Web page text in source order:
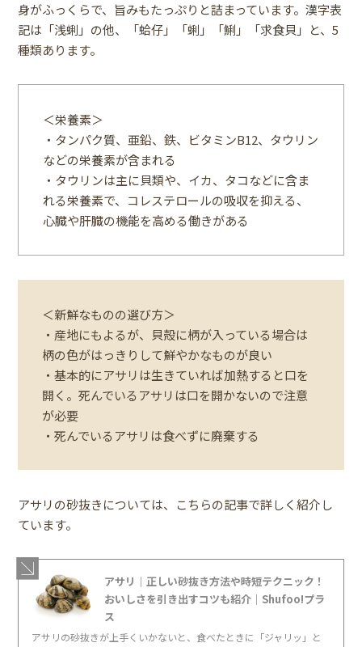
身がふっくらで、旨みもたっぷりと詰まっています。漢字表
記は「浅蜊」の他、「蛤仔」「蜊」「鯏」「求食貝」と、5
種類あります。
＜栄養素＞
・タンパク質、亜鉛、鉄、ビタミンB12、タウリン
などの栄養素が含まれる
・タウリンは主に貝類や、イカ、タコなどに含ま
れる栄養素で、コレステロールの吸収を抑える、
心臓や肝臓の機能を高める働きがある
＜新鮮なものの選び方＞
・産地にもよるが、貝殻に柄が入っている場合は
柄の色がはっきりして鮮やかなものが良い
・基本的にアサリは生きていれば加熱すると口を
開く。死んでいるアサリは口を開かないので注意
が必要
・死んでいるアサリは食べずに廃棄する
アサリの砂抜きについては、こちらの記事で詳しく紹介し
ています。
アサリ｜正しい砂抜き方法や時短テクニック！
おいしさを引き出すコツも紹介｜Shufoo!プラ
ス
アサリの砂抜きが上手くいかないと、食べたときに「ジャリッ」と